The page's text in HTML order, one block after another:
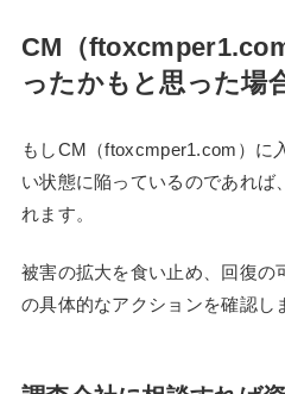
CM（
ったかもと思った場
もしCM（ftoxcmper1.com）に
い状態に陥っているのであれば
れます。
被害の拡大を食い止め、回復の
の具体的なアクションを確認し